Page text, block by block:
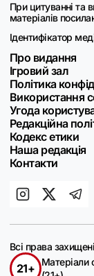
При цитуванні та
матеріалів
Ідентифікатор
Про видання
Ігровий зал
Політика
Використання
Угода
Редакційна
Кодекс етики
Наша редакція
Контакти
Всі права
21+
Матеріали